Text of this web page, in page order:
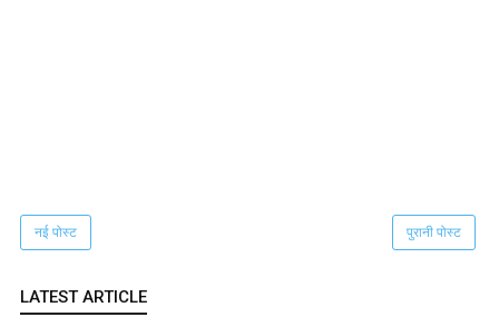
नई पोस्ट पुरानी पोस्ट
LATEST ARTICLE